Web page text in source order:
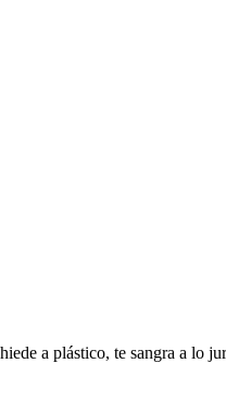
a plástico, te sangra a lo